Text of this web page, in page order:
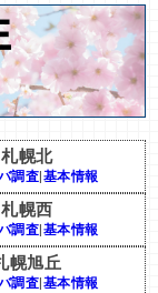
札幌北
調査 基本情報
札幌西
調査 基本情報
幌旭丘
調査 基本情報